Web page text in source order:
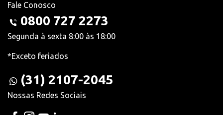
Fale Conosco
0800 727 2273
Segunda à sexta 8:00 às 18:00
*Exceto feriados
(31) 2107-2045
Nossas Redes Sociais